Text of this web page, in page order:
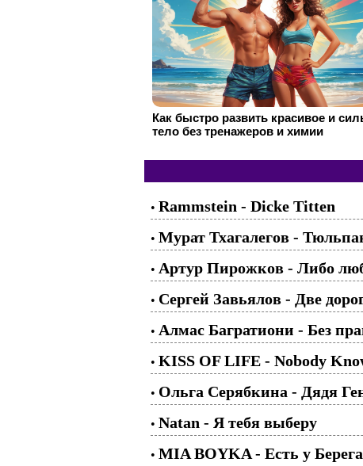
Как быстро развить красивое и
тело без тренажеров и химии
• Rammstein - Dicke Titten
• Мурат Тхагалегов -
• Артур Пирожков - Либо
• Сергей Завьялов - Две
• Алмас Багратиони - Без
• KISS OF LIFE - Nobody
• Ольга Серябкина - Дядя
• Natan - Я тебя выберу
• MIA BOYKA - Есть у